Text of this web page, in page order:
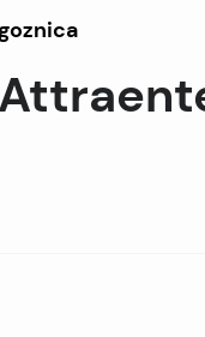
Immobili in vendita
Immobili in vendita